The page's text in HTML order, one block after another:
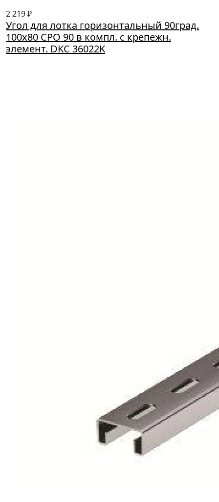
2 219 ₽
Угол для лотка горизонтальный 90град.
100х80 CPO 90 в компл. с крепежн.
элемент. DKC 36022K